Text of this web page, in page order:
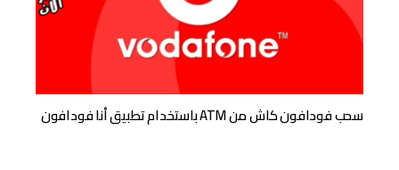
سحب فودافون كاش من ATM باستخدام تطبيق أنا فودافون